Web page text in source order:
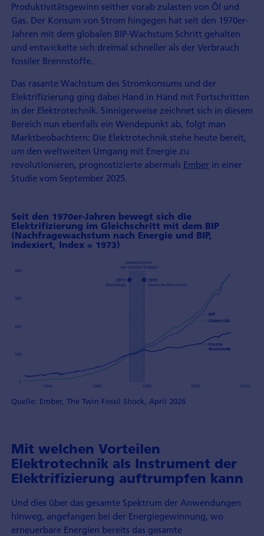
Produktivitätsgewinn seither vorab zulasten von Öl und
Gas. Der Konsum von Strom hingegen hat seit den 1970er-
Jahren mit dem globalen BIP-Wachstum Schritt gehalten
und entwickelte sich dreimal schneller als der Verbrauch
fossiler Brennstoffe.
Das rasante Wachstum des Stromkonsums und der
Elektrifizierung ging dabei Hand in Hand mit Fortschritten
in der Elektrotechnik. Sinnigerweise zeichnet sich in diesem
Bereich nun ebenfalls ein Wendepunkt ab, folgt man
Marktbeobachtern: Die Elektrotechnik stehe heute bereit,
um den weltweiten Umgang mit Energie zu
revolutionieren, prognostizierte abermals Emberin einer
Studie vom September 2025.
Seit den 1970er-Jahren bewegt sich die
Elektrifizierung im Gleichschritt mit dem BIP
(Nachfragewachstum nach Energie und BIP,
indexiert, Index = 1973)
Quelle: Ember, The Twin Fossil Shock, April 2026
Mit welchen Vorteilen
Elektrotechnik als Instrument der
Elektrifizierung auftrumpfen kann
Und dies über das gesamte Spektrum der Anwendungen
hinweg, angefangen bei der Energiegewinnung, wo
erneuerbare Energien bereits das gesamte